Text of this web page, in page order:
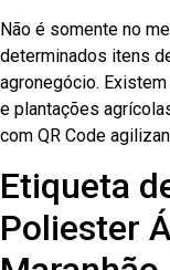
Não é somente no
determinados itens
agronegócio.
e plantações
com QR Code
Etiqueta
Poliester